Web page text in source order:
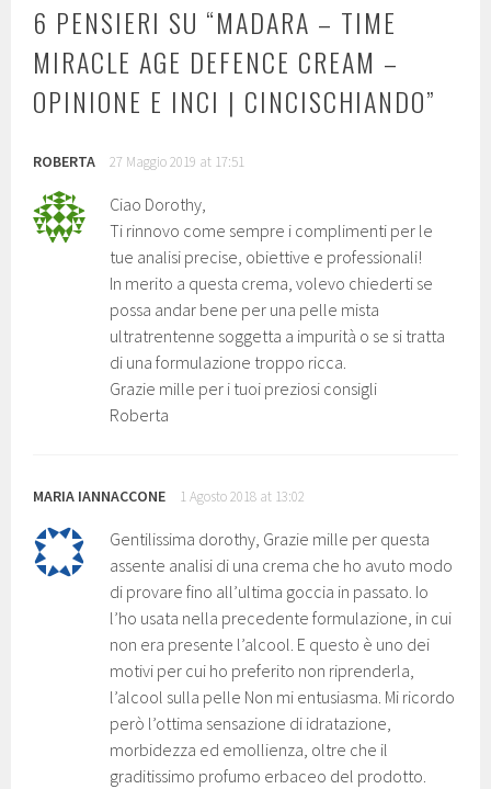
6 PENSIERI SU “MADARA – TIME
MIRACLE AGE DEFENCE CREAM –
OPINIONE E INCI | CINCISCHIANDO”
ROBERTA 27 Maggio 2019 at 17:51
Ciao Dorothy,
Ti rinnovo come sempre i complimenti per le
tue analisi precise, obiettive e professionali!
In merito a questa crema, volevo chiederti se
possa andar bene per una pelle mista
ultratrentenne soggetta a impurità o se si tratta
di una formulazione troppo ricca.
Grazie mille per i tuoi preziosi consigli
Roberta
MARIA IANNACCONE 1 Agosto 2018 at 13:02
Gentilissima dorothy, Grazie mille per questa
assente analisi di una crema che ho avuto modo
di provare fino all’ultima goccia in passato. Io
l’ho usata nella precedente formulazione, in cui
non era presente l’alcool. E questo è uno dei
motivi per cui ho preferito non riprenderla,
l’alcool sulla pelle Non mi entusiasma. Mi ricordo
però l’ottima sensazione di idratazione,
morbidezza ed emollienza, oltre che il
graditissimo profumo erbaceo del prodotto.